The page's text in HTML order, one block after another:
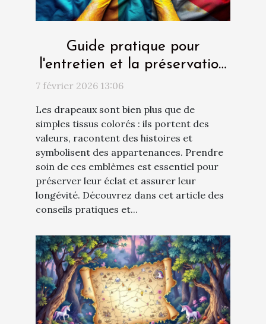
Guide pratique pour
l'entretien et la préservation
des drapeaux
7 février 2026 13:06
Les drapeaux sont bien plus que de
simples tissus colorés : ils portent des
valeurs, racontent des histoires et
symbolisent des appartenances. Prendre
soin de ces emblèmes est essentiel pour
préserver leur éclat et assurer leur
longévité. Découvrez dans cet article des
conseils pratiques et...